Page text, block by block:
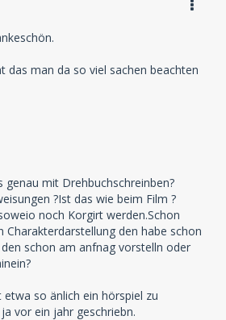
das man da so viel sachen beachten
genau mit Drehbuchschreinben?
?Ist das wie beim Film ?
noch Korgirt werden.Schon
Charakterdarstellung den habe schon
schon am anfnag vorstelln oder
so änlich ein hörspiel zu
vor ein jahr geschriebn.